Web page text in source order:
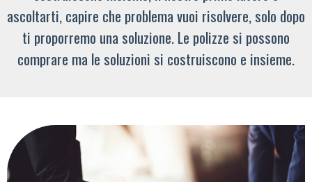
ascoltarti, capire che problema vuoi risolvere, solo dopo
ti proporremo una soluzione. Le polizze si possono
comprare ma le soluzioni si costruiscono e insieme.